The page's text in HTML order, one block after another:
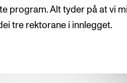
program. Alt tyder på at vi
tre rektorane i innlegget.